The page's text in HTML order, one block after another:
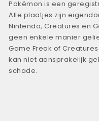
Pokémon is een
Alle plaatjes zijn
Nintendo, Creatures en
geen enkele manier
Game Freak of
kan niet aansprakelijk
schade.